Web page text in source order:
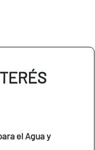
el Agua y